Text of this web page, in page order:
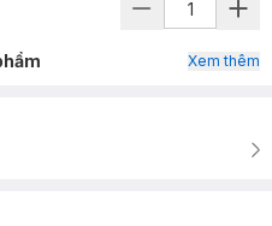
Xem thêm